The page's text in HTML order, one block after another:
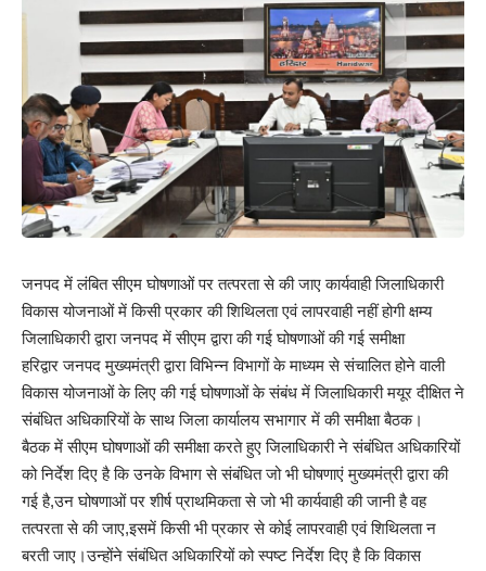
जनपद में लंबित सीएम घोषणाओं पर तत्परता से की जाए कार्यवाही जिलाधिकारी
विकास योजनाओं में किसी प्रकार की शिथिलता एवं लापरवाही नहीं होगी क्षम्य
जिलाधिकारी द्वारा जनपद में सीएम द्वारा की गई घोषणाओं की गई समीक्षा
हरिद्वार जनपद मुख्यमंत्री द्वारा विभिन्न विभागों के माध्यम से संचालित होने वाली
विकास योजनाओं के लिए की गई घोषणाओं के संबंध में जिलाधिकारी मयूर दीक्षित ने
संबंधित अधिकारियों के साथ जिला कार्यालय सभागार में की समीक्षा बैठक।
बैठक में सीएम घोषणाओं की समीक्षा करते हुए जिलाधिकारी ने संबंधित अधिकारियों
को निर्देश दिए है कि उनके विभाग से संबंधित जो भी घोषणाएं मुख्यमंत्री द्वारा की
गई है,उन घोषणाओं पर शीर्ष प्राथमिकता से जो भी कार्यवाही की जानी है वह
तत्परता से की जाए,इसमें किसी भी प्रकार से कोई लापरवाही एवं शिथिलता न
बरती जाए।उन्होंने संबंधित अधिकारियों को स्पष्ट निर्देश दिए है कि विकास